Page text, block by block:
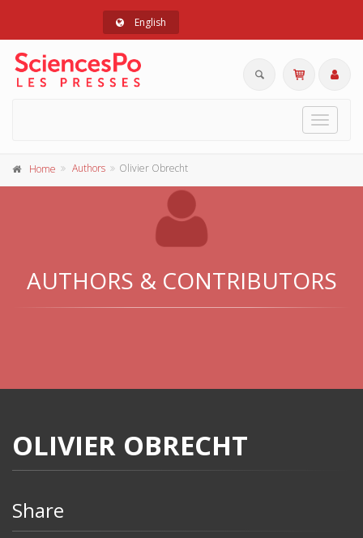
English
Toggle
Home Authors Olivier Obrecht
AUTHORS & CONTRIBUTORS
OLIVIER OBRECHT
Share